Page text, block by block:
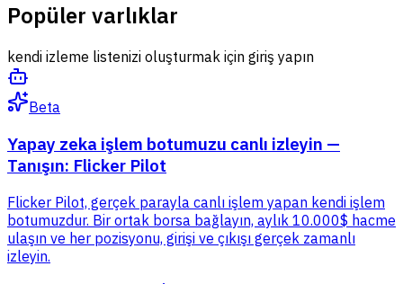
Popüler varlıklar
kendi izleme listenizi oluşturmak için giriş yapın
Beta
Yapay zeka işlem botumuzu canlı izleyin —
Tanışın: Flicker Pilot
Flicker Pilot, gerçek parayla canlı işlem yapan kendi işlem
botumuzdur. Bir ortak borsa bağlayın, aylık 10.000$ hacme
ulaşın ve her pozisyonu, girişi ve çıkışı gerçek zamanlı
izleyin.